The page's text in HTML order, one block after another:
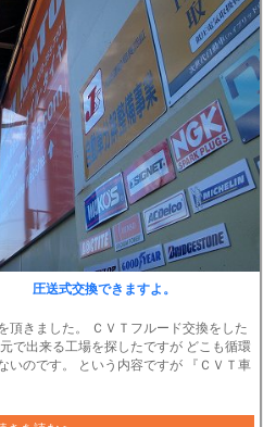
圧送式交換できますよ。
頂きました。 ＣＶＴフルード交換をした
で出来る工場を探したですが どこも循環
いのです。 という内容ですが 『ＣＶＴ車